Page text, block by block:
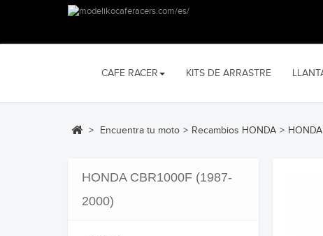
CAFE RACER KITS DE ARRASTRE
> Encuentra tu moto > Recambios HONDA >
HONDA CBR1000F (1987-
2000)